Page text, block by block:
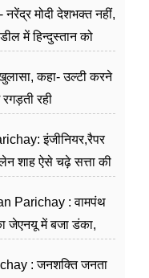
नरेंद्र मोदी देशभक्त नहीं,
में हिन्दुस्तान को
कहा- उल्टी करने
रही
इंजीनियर,रैपर
शाह ऐसे चढ़े सत्ता की
Parichay : वामपंथ
जेएनयू में बजा डंका,
: जनशक्ति जनता